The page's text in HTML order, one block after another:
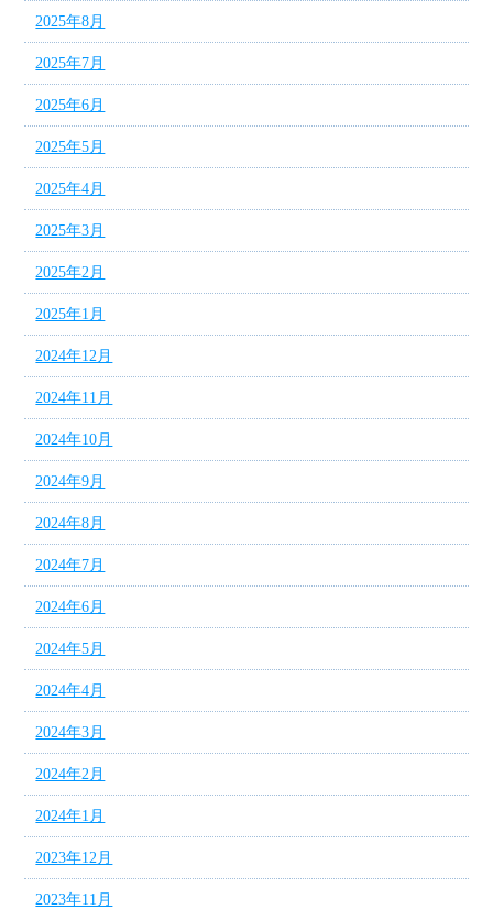
2025年8月
2025年7月
2025年6月
2025年5月
2025年4月
2025年3月
2025年2月
2025年1月
2024年12月
2024年11月
2024年10月
2024年9月
2024年8月
2024年7月
2024年6月
2024年5月
2024年4月
2024年3月
2024年2月
2024年1月
2023年12月
2023年11月